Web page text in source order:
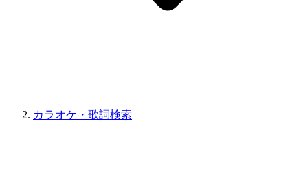
カラオケ・歌詞検索